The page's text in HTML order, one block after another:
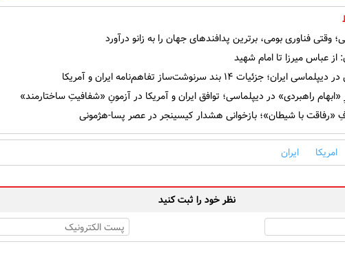
وقتی فناوری بومی، برترین پدافندهای جهان را به زانو درآورد
از عباس میرزا تا امام شهید
جزئیات ۱۴ بند سرنوشت‌ساز تفاهم‌نامه ایران و آمریکا
راهبردی» در دیپلماسی؛ توافق ایران و آمریکا در آزمونِ «شفافیتِ ساختارمند»
«رفاقت با شیطان»؛ بازخوانی هشدار کیسینجر در عصر پسا-هژمونی
امریکا ایران
نظر خود را ثبت کنید